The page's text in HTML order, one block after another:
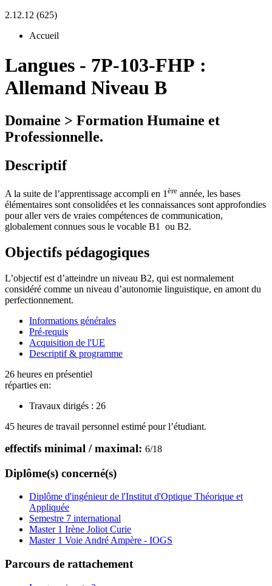
2.12.12 (625)
Accueil
Langues - 7P-103-FHP :
Allemand Niveau B
Domaine > Formation Humaine et
Professionnelle.
Descriptif
A la suite de l’apprentissage accompli en 1 ère année, les bases
élémentaires sont consolidées et les connaissances sont approfondies
pour aller vers de vraies compétences de communication,
globalement connues sous le vocable B1
ou B2.
Objectifs pédagogiques
L’objectif est d’atteindre un niveau B2, qui est normalement
considéré comme un niveau d’autonomie linguistique, en amont du
perfectionnement.
Informations générales
Pré-requis
Acquisition de l'UE
Descriptif & programme
26 heures en présentiel
réparties en:
Travaux dirigés : 26
45 heures de travail personnel estimé pour l’étudiant.
effectifs minimal / maximal: 6/18
Diplôme(s) concerné(s)
Diplôme d'ingénieur de l'Institut d'Optique Théorique et
Appliquée
Semestre 7 international
Master 1 Irène Joliot Curie
Master 1 Voie André Ampère - IOGS
Parcours de rattachement